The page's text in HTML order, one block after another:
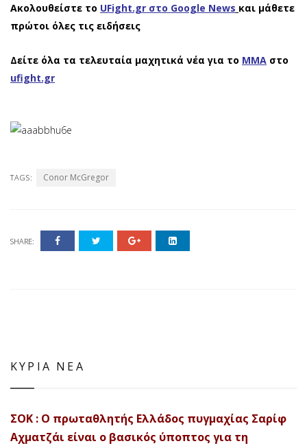
Ακολουθείστε το UFight.gr στο Google News και μάθετε
πρώτοι όλες τις ειδήσεις
Δείτε όλα τα τελευταία μαχητικά νέα για το ΜΜΑ στο
ufight.gr
TAGS: Conor McGregor
SHARE:
ΚΥΡΙΑ ΝΕΑ
ΣΟΚ : Ο πρωταθλητής Ελλάδος πυγμαχίας Σαρίφ
Αχματζάι είναι ο βασικός ύποπτος για τη